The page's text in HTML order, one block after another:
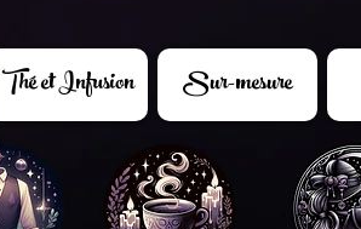
Thé et Infusion Sur-mesure